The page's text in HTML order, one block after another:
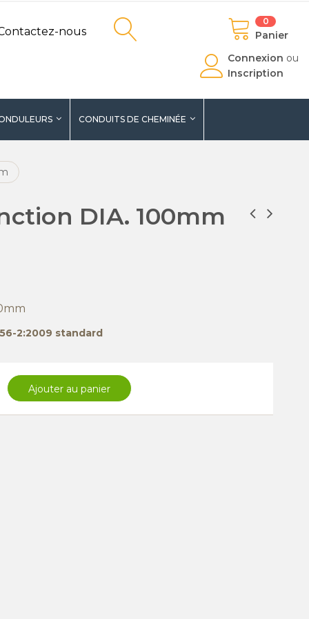
nous
0
Panier
Connexion ou
Inscription
CONDUITS DE CHEMINÉE
DIA. 100mm
2:2009 standard
Ajouter au panier